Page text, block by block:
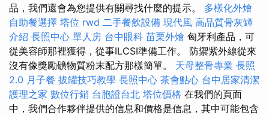
品，我們還會為您提供有關尋找什麼的提示。 多樣化外燴
自助餐選擇 塔位 rwd 二手餐飲設備 現代風 高品質骨灰罈
介紹 長照中心 單人房 台中眼科 苗栗外燴 匈牙利產品，可
從美容師那裡獲得，從事ILCSI準備工作。 防禦紫外線從來
沒有像獎勵礦物質粉末配方那樣簡單。 天母整骨專業 長照
2.0 月子餐 拔罐技巧教學 長照中心 茶會點心 台中居家清潔
護理之家 數位行銷 台胞證台北 塔位價格 在我們的頁面
中，我們合作夥伴提供的信息和價格是信息，其中可能包含